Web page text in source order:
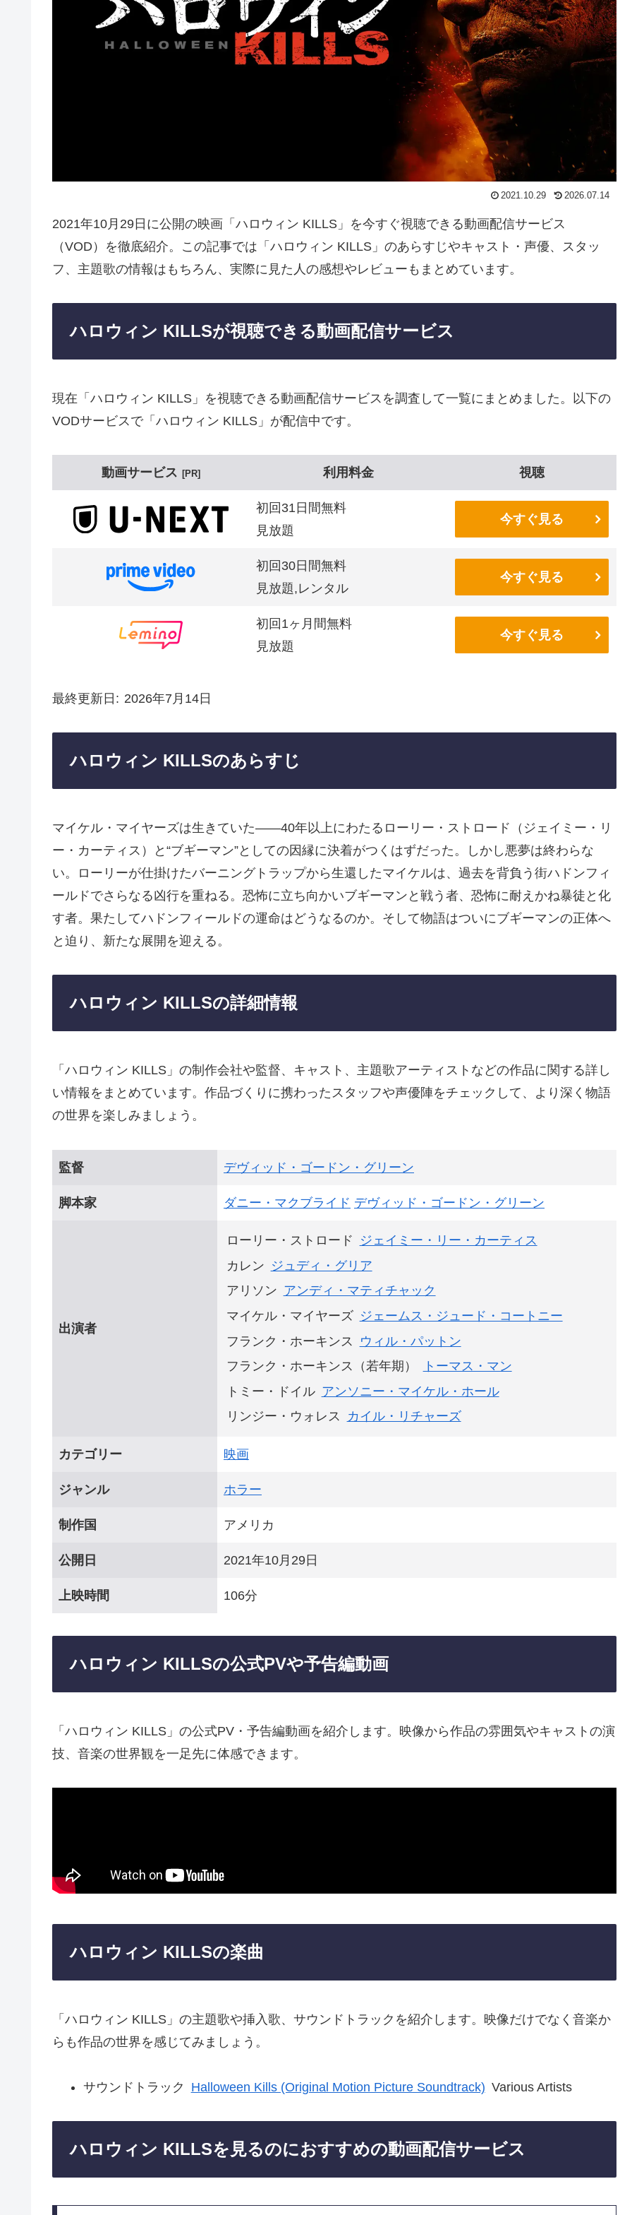
2021.10.29 2026.07.14
2021年10月29日に公開の映画「ハロウィン KILLS」を今すぐ視聴できる動画配信サービス
（VOD）を徹底紹介。この記事では「ハロウィン KILLS」のあらすじやキャスト・声優、スタッ
フ、主題歌の情報はもちろん、実際に見た人の感想やレビューもまとめています。
ハロウィン KILLSが視聴できる動画配信サービス
現在「ハロウィン KILLS」を視聴できる動画配信サービスを調査して一覧にまとめました。以下の
VODサービスで「ハロウィン KILLS」が配信中です。
動画サービス PR 利用料金 視聴
初回31日間無料
見放題
今すぐ見る
初回30日間無料
見放題,レンタル
今すぐ見る
初回1ヶ月間無料
見放題
今すぐ見る
最終更新日 2026年7月14日
ハロウィン KILLSのあらすじ
マイケル・マイヤーズは生きていた――40年以上にわたるローリー・ストロード（ジェイミー・リ
ー・カーティス）と“ブギーマン”としての因縁に決着がつくはずだった。しかし悪夢は終わらな
い。ローリーが仕掛けたバーニングトラップから生還したマイケルは、過去を背負う街ハドンフィ
ールドでさらなる凶行を重ねる。恐怖に立ち向かいブギーマンと戦う者、恐怖に耐えかね暴徒と化
す者。果たしてハドンフィールドの運命はどうなるのか。そして物語はついにブギーマンの正体へ
と迫り、新たな展開を迎える。
ハロウィン KILLSの詳細情報
「ハロウィン KILLS」の制作会社や監督、キャスト、主題歌アーティストなどの作品に関する詳し
い情報をまとめています。作品づくりに携わったスタッフや声優陣をチェックして、より深く物語
の世界を楽しみましょう。
監督 デヴィッド・ゴードン・グリーン
脚本家 ダニー・マクブライド デヴィッド・ゴードン・グリーン
出演者
ローリー・ストロード
ジェイミー・リー・カーティス
カレン ジュディ・グリア
アリソン アンディ・マティチャック
マイケル・マイヤーズ ジェームス・ジュード・コートニー
フランク・ホーキンス
ウィル・パットン
フランク・ホーキンス（若年期）
トーマス・マン
トミー・ドイル アンソニー・マイケル・ホール
リンジー・ウォレス
カイル・リチャーズ
カテゴリー 映画
ジャンル ホラー
制作国 アメリカ
公開日 2021年10月29日
上映時間 106分
ハロウィン KILLSの公式PVや予告編動画
「ハロウィン KILLS」の公式PV・予告編動画を紹介します。映像から作品の雰囲気やキャストの演
技、音楽の世界観を一足先に体感できます。
ハロウィン KILLSの楽曲
「ハロウィン KILLS」の主題歌や挿入歌、サウンドトラックを紹介します。映像だけでなく音楽か
らも作品の世界を感じてみましょう。
サウンドトラック Halloween Kills (Original Motion Picture Soundtrack) Various Artists
ハロウィン KILLSを見るのにおすすめの動画配信サービス